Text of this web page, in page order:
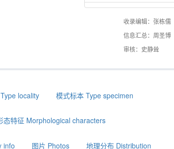
收录编辑：张栋儒
信息汇总：周圣博
审核：史静耸
locality 模式标本 Type specimen
态特征 Morphological characters
info 图片 Photos 地理分布 Distribution